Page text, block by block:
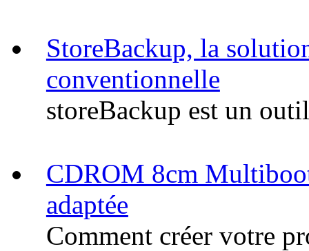
StoreBackup, la
conventionnelle
storeBackup est un
CDROM 8cm
adaptée
Comment créer votre